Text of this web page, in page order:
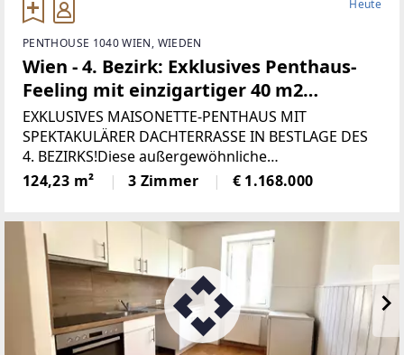
Heute
PENTHOUSE 1040 WIEN, WIEDEN
Wien - 4. Bezirk: Exklusives Penthaus-
Feeling mit einzigartiger 40 m2
Dachterrasse, mit spektakulärer
Aussicht und beeindruckendem
Wohnkomfort!
EXKLUSIVES MAISONETTE-PENTHAUS MIT
SPEKTAKULÄRER DACHTERRASSE IN BESTLAGE DES
4. BEZIRKS!Diese außergewöhnliche
Dachterrassenwohnung vereint urbanes
Lebensgefühl, architektonische Raffinesse und
124,23 m² 3 Zimmer € 1.168.000